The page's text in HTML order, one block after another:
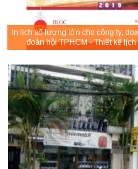
In lịch số lượng lớn cho công ty,
đoàn hội TPHCM - Thiết kế